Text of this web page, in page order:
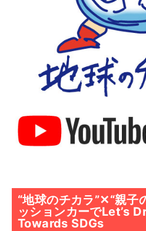
“地球のチカラ”✕“親子
ッションカーでLet’s
Towards SDGs